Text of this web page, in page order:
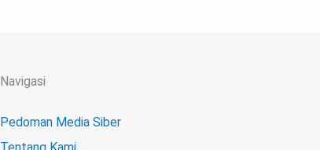
Navigasi
Pedoman Media Siber